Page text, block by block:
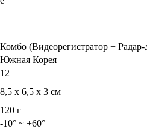
Комбо (Видеорегистратор + Радар-
Южная Корея
12
8,5 х 6,5 х 3 см
120 г
-10° ~ +60°